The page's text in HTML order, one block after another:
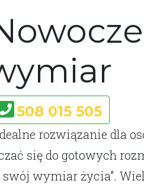
508 015 505
rozwiązanie dla
się do gotowych
swój wymiar życia”.